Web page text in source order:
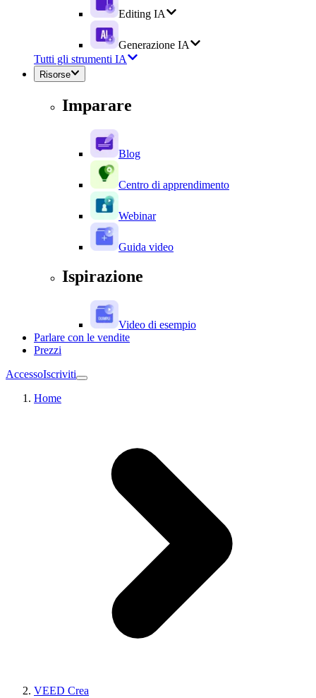
Editing IA
Generazione IA
Tutti gli strumenti IA
Risorse
Imparare
Blog
Centro di apprendimento
Webinar
Guida video
Ispirazione
Video di esempio
Parlare con le vendite
Prezzi
AccessoIscriviti
Home
VEED Crea